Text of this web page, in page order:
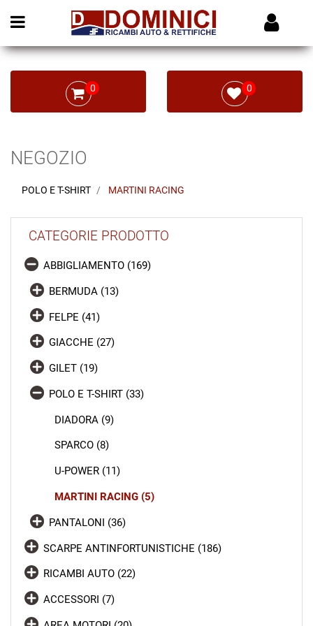
Open menu
0 0
NEGOZIO
POLO E T-SHIRT MARTINI RACING
CATEGORIE PRODOTTO
ABBIGLIAMENTO (169)
BERMUDA (13)
FELPE (41)
GIACCHE (27)
GILET (19)
POLO E T-SHIRT (33)
DIADORA (9)
SPARCO (8)
U-POWER (11)
MARTINI RACING (5)
PANTALONI (36)
SCARPE ANTINFORTUNISTICHE (186)
RICAMBI AUTO (22)
ACCESSORI (7)